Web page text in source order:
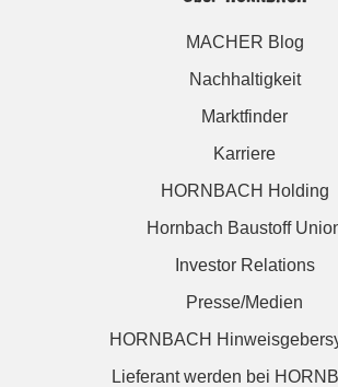
MACHER Blog
Nachhaltigkeit
Marktfinder
Karriere
HORNBACH Holding
Hornbach Baustoff
Investor Relations
Presse/Medien
HORNBACH
Lieferant werden bei